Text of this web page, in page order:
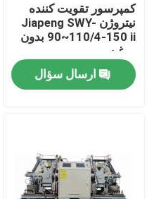
خانه
فیلم های
کمپرسور تقویت کننده
نیتروژن Jiapeng SWY-
90~110/4-150 ii بدون
روغن
ارسال سؤال